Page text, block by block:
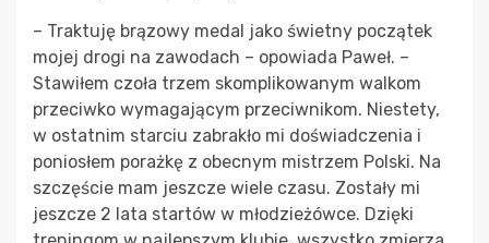
– Traktuję brązowy medal jako świetny początek
mojej drogi na zawodach – opowiada Paweł. –
Stawiłem czoła trzem skomplikowanym walkom
przeciwko wymagającym przeciwnikom. Niestety,
w ostatnim starciu zabrakło mi doświadczenia i
poniosłem porażkę z obecnym mistrzem Polski. Na
szczęście mam jeszcze wiele czasu. Zostały mi
jeszcze 2 lata startów w młodzieżówce. Dzięki